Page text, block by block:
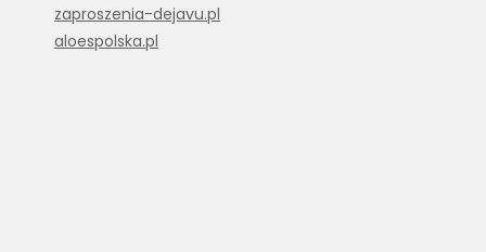
zaproszenia-dejavu.pl
aloespolska.pl